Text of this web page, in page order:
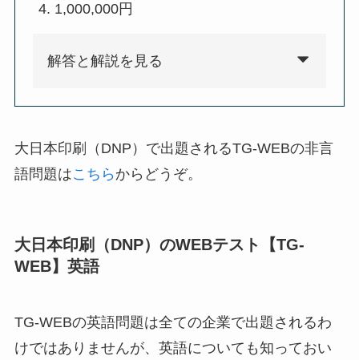
1,000,000円
解答と解説を見る
大日本印刷（DNP）で出題されるTG-WEBの非言
語問題はこちら からどうぞ。
大日本印刷（DNP）のWEBテスト【TG-
WEB】英語
TG-WEBの英語問題は全ての企業で出題されるわ
けではありませんが、英語についても知っておい